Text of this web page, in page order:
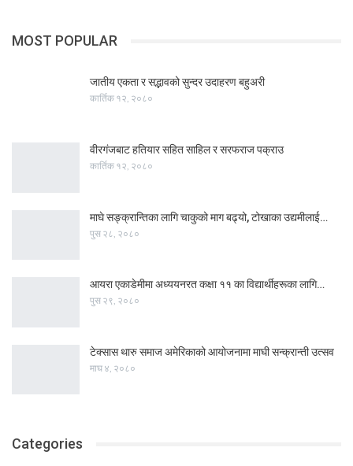
MOST POPULAR
जातीय एकता र सद्भावको सुन्दर उदाहरण बहुअरी
कार्तिक १२, २०८०
वीरगंजबाट हतियार सहित साहिल र सरफराज पक्राउ
कार्तिक १२, २०८०
माघे सङ्क्रान्तिका लागि चाकुको माग बढ्यो, टोखाका उद्यमीलाई…
पुस २८, २०८०
आयरा एकाडेमीमा अध्ययनरत कक्षा ११ का विद्यार्थीहरूका लागि…
पुस २९, २०८०
टेक्सास थारु समाज अमेरिकाको आयोजनामा माघी सन्क्रान्ती उत्सव
माघ ४, २०८०
Categories